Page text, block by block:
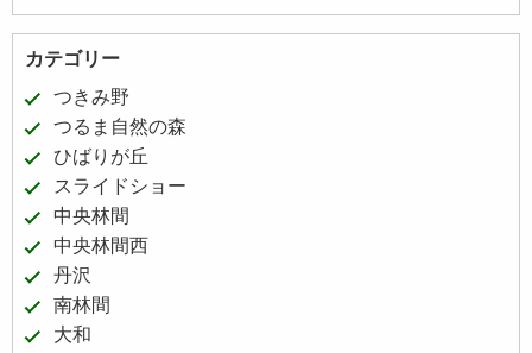
カテゴリー
つきみ野
つるま自然の森
ひばりが丘
スライドショー
中央林間
中央林間西
丹沢
南林間
大和